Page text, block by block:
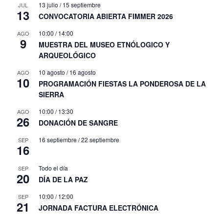
JUL
13
13 julio /15 septiembre
CONVOCATORIA ABIERTA FIMMER 2026
AGO
9
10:00 /14:00
MUESTRA DEL MUSEO ETNÓLOGICO Y
ARQUEOLÓGICO
AGO
10
10 agosto /16 agosto
PROGRAMACIÓN FIESTAS LA PONDEROSA DE LA
SIERRA
AGO
26
10:00 /13:30
DONACIÓN DE SANGRE
SEP
16
16 septiembre /22 septiembre
SEP
20
Todo el día
DÍA DE LA PAZ
SEP
21
10:00 /12:00
JORNADA FACTURA ELECTRÓNICA